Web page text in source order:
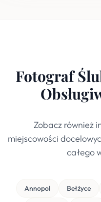
Fotograf
Zobacz również
miejscowości
całego
Annopol Bełżyce